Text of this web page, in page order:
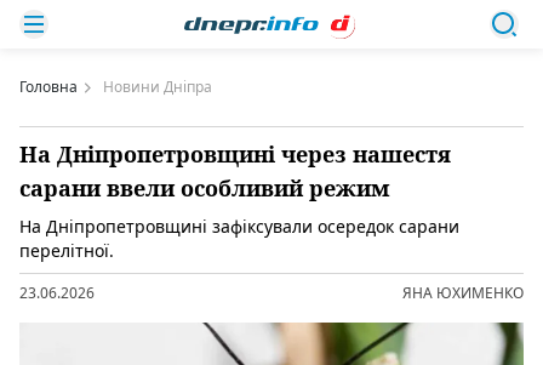
Головна Новини Дніпра
На Дніпропетровщині через нашестя
сарани ввели особливий режим
На Дніпропетровщині зафіксували осередок сарани
перелітної.
23.06.2026 ЯНА ЮХИМЕНКО